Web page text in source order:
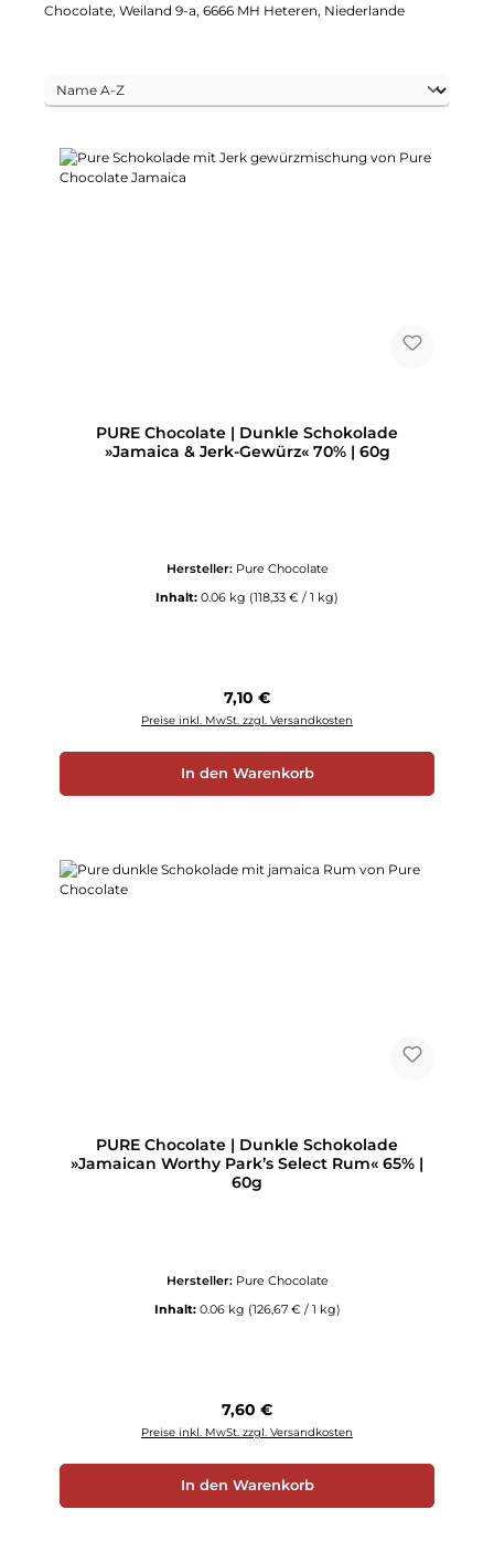
Chocolate, Weiland 9-a, 6666 MH Heteren, Niederlande
PURE Chocolate | Dunkle Schokolade
»Jamaica & Jerk-Gewürz« 70% | 60g
Hersteller: Pure Chocolate
Inhalt: 0.06 kg (118,33 € / 1 kg)
Regulärer Preis:
7,10 €
Preise inkl. MwSt. zzgl. Versandkosten
In den Warenkorb
PURE Chocolate | Dunkle Schokolade
»Jamaican Worthy Park’s Select Rum« 65% |
60g
Hersteller: Pure Chocolate
Inhalt: 0.06 kg (126,67 € / 1 kg)
Regulärer Preis:
7,60 €
Preise inkl. MwSt. zzgl. Versandkosten
In den Warenkorb